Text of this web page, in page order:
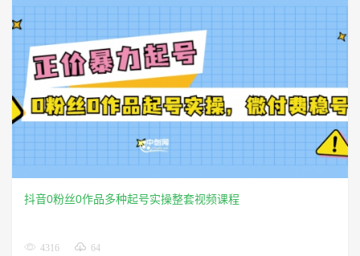
抖音0粉丝0作品多种起号实操整套视频课程
4316 64